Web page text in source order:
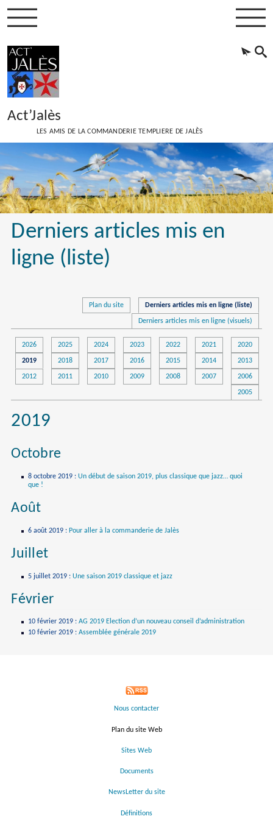
Act’Jalès
LES AMIS DE LA COMMANDERIE TEMPLIERE DE JALÈS
Derniers articles mis en
ligne (liste)
Plan du site Derniers articles mis en ligne (liste)
Derniers articles mis en ligne (visuels)
2026 2025 2024 2023 2022 2021 2020
2019 2018 2017 2016 2015 2014 2013
2012 2011 2010 2009 2008 2007 2006
2005
2019
Octobre
8 octobre 2019 :Un début de saison 2019, plus classique que jazz… quoi
que !
Août
6 août 2019 : Pour aller à la commanderie de Jalès
Juillet
5 juillet 2019 :Une saison 2019 classique et jazz
Février
10 février 2019 :AG 2019 Election d’un nouveau conseil d’administration
10 février 2019 :Assemblée générale 2019
Nous contacter
Plan du site Web
Sites Web
Documents
NewsLetter du site
Définitions